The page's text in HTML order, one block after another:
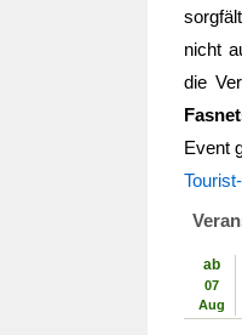
nicht
die
Event
ab
07
Aug